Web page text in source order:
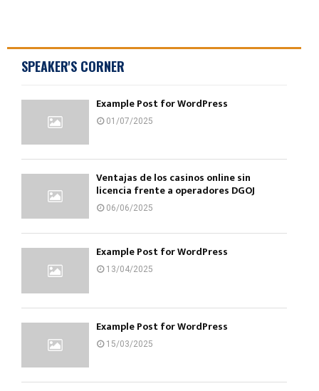
SPEAKER'S CORNER
Example Post for WordPress
01/07/2025
Ventajas de los casinos online sin
licencia frente a operadores DGOJ
06/06/2025
Example Post for WordPress
13/04/2025
Example Post for WordPress
15/03/2025